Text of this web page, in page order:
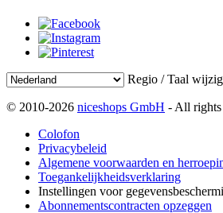
Regio / Taal
© 2010-2026 niceshops GmbH - All rights
Colofon
Privacybeleid
Algemene voorwaarden en
Toegankelijkheidsverklaring
Instellingen voor
Abonnementscontracten opzeggen